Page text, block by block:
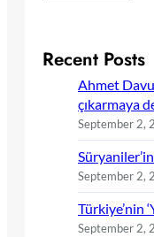
Recent Posts
Ahmet
çıkarmaya
September 2,
September 2,
Türkiye’nin
September 2,